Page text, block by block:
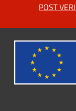
POST